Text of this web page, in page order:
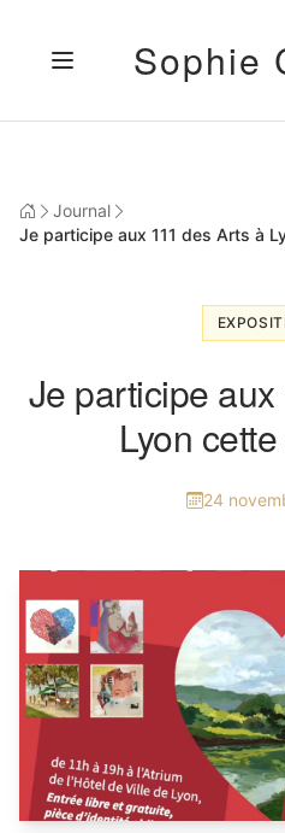
Sophie
Journal
Je participe aux 111 des Arts à
Je participe
Lyon
24